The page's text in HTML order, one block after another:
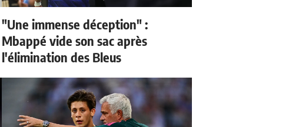
"Une immense déception" :
Mbappé vide son sac après
l'élimination des Bleus